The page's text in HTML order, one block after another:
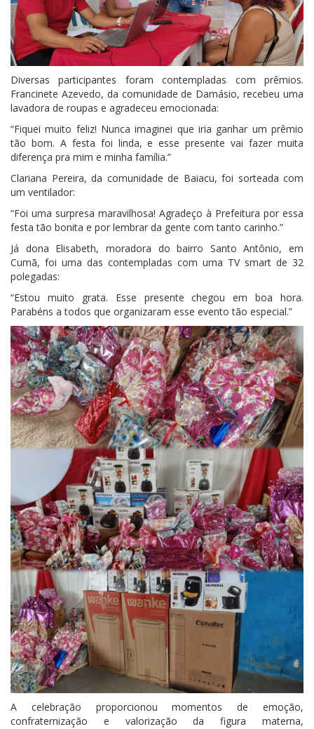
Diversas participantes foram contempladas com prêmios.
Francinete Azevedo, da comunidade de Damásio, recebeu uma
lavadora de roupas e agradeceu emocionada:
“Fiquei muito feliz! Nunca imaginei que iria ganhar um prêmio
tão bom. A festa foi linda, e esse presente vai fazer muita
diferença pra mim e minha família.”
Clariana Pereira, da comunidade de Baiacu, foi sorteada com
um ventilador:
“Foi uma surpresa maravilhosa! Agradeço à Prefeitura por essa
festa tão bonita e por lembrar da gente com tanto carinho.”
Já dona Elisabeth, moradora do bairro Santo Antônio, em
Cumã, foi uma das contempladas com uma TV smart de 32
polegadas:
“Estou muito grata. Esse presente chegou em boa hora.
Parabéns a todos que organizaram esse evento tão especial.”
A celebração proporcionou momentos de emoção,
confraternização e valorização da figura materna,